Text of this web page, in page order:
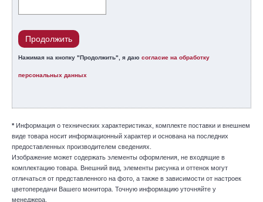
Продолжить
Нажимая на кнопку "Продолжить", я даю согласие на обработку
персональных данных
* Информация о технических характеристиках, комплекте поставки и внешнем
виде товара носит информационный характер и основана на последних
предоставленных производителем сведениях.
Изображение может содержать элементы оформления, не входящие в
комплектацию товара. Внешний вид, элементы рисунка и оттенок могут
отличаться от представленного на фото, а также в зависимости от настроек
цветопередачи Вашего монитора. Точную информацию уточняйте у
менеджера.